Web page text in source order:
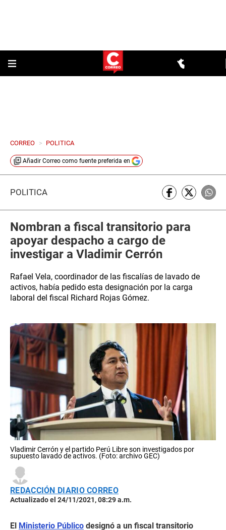
CORREO > POLITICA
Añadir Correo como fuente preferida en
POLÍTICA
Nombran a fiscal transitorio para
apoyar despacho a cargo de
investigar a Vladimir Cerrón
Rafael Vela, coordinador de las fiscalías de lavado de
activos, había pedido esta designación por la carga
laboral del fiscal Richard Rojas Gómez.
Vladimir Cerrón y el partido Perú Libre son investigados por
supuesto lavado de activos. (Foto: archivo GEC)
REDACCIÓN DIARIO CORREO
Actualizado el 24/11/2021, 08:29 a.m.
El Ministerio Público designó a un fiscal transitorio